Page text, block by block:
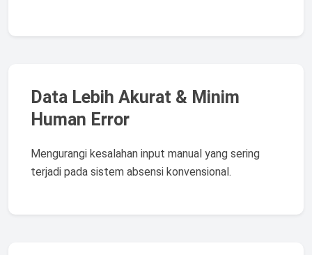
Data Lebih Akurat & Minim
Human Error
Mengurangi kesalahan input manual yang sering
terjadi pada sistem absensi konvensional.